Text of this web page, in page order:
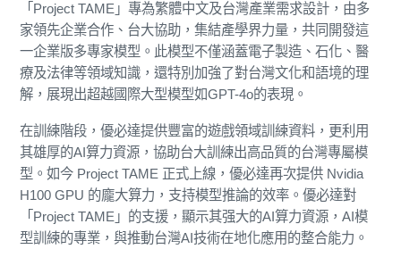
「Project TAME」專為繁體中文及台灣產業需求設計，由多
家領先企業合作、台大協助，集結產學界力量，共同開發這
一企業版多專家模型。此模型不僅涵蓋電子製造、石化、醫
療及法律等領域知識，還特別加強了對台灣文化和語境的理
解，展現出超越國際大型模型如GPT-4o的表現。
在訓練階段，優必達提供豐富的遊戲領域訓練資料，更利用
其雄厚的AI算力資源，協助台大訓練出高品質的台灣專屬模
型。如今 Project TAME 正式上線，優必達再次提供 Nvidia
H100 GPU 的龐大算力，支持模型推論的效率。優必達對
「Project TAME」的支援，顯示其强大的AI算力資源，AI模
型訓練的專業，與推動台灣AI技術在地化應用的整合能力。